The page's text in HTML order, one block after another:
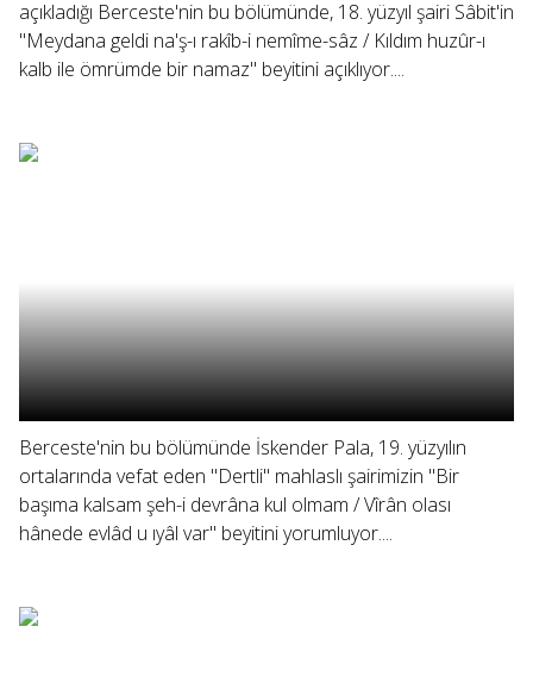
açıkladığı Berceste'nin bu bölümünde, 18. yüzyıl şairi Sâbit'in
"Meydana geldi na'ş-ı rakîb-i nemîme-sâz / Kıldım huzûr-ı
kalb ile ömrümde bir namaz" beyitini açıklıyor....
Berceste'nin bu bölümünde İskender Pala, 19. yüzyılın
ortalarında vefat eden "Dertli" mahlaslı şairimizin "Bir
başıma kalsam şeh-i devrâna kul olmam / Vîrân olası
hânede evlâd u ıyâl var" beyitini yorumluyor....